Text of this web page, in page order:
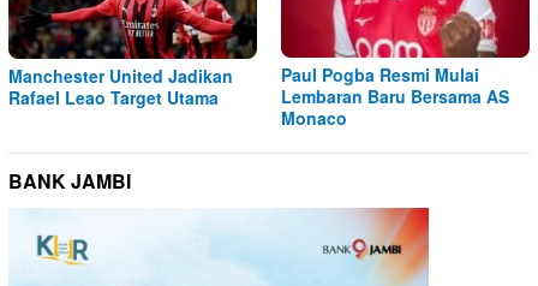
Manchester United Jadikan
Rafael Leao Target Utama
Paul Pogba Resmi Mulai
Lembaran Baru Bersama AS
Monaco
BANK JAMBI